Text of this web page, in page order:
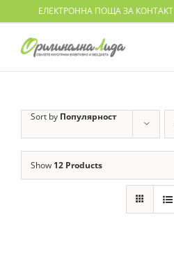
ЕЛЕКТРОННА ПОЩА ЗА КОНТАКТ
Sort by Популярност
Show 12 Products